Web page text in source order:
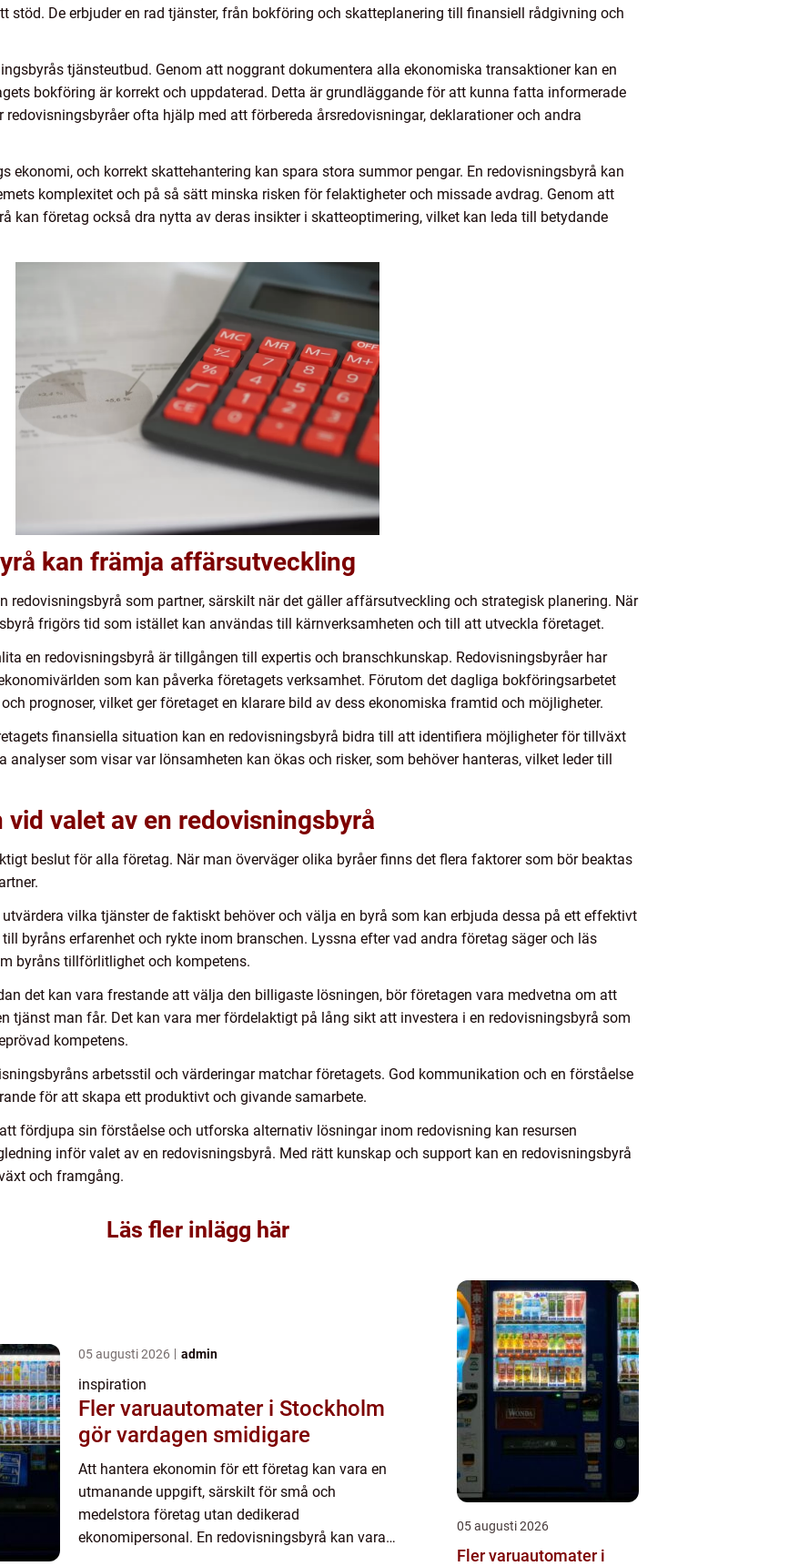
stöd. De erbjuder en rad tjänster, från bokföring och skatteplanering till finansiell rådgivning och
tjänsteutbud. Genom att noggrant dokumentera alla ekonomiska transaktioner kan en
bokföring är korrekt och uppdaterad. Detta är grundläggande för att kunna fatta informerade
ofta hjälp med att förbereda årsredovisningar, deklarationer och andra
ekonomi, och korrekt skattehantering kan spara stora summor pengar. En redovisningsbyrå kan
komplexitet och på så sätt minska risken för felaktigheter och missade avdrag. Genom att
kan företag också dra nytta av deras insikter i skatteoptimering, vilket kan leda till betydande
kan främja affärsutveckling
redovisningsbyrå som partner, särskilt när det gäller affärsutveckling och strategisk planering. När
frigörs tid som istället kan användas till kärnverksamheten och till att utveckla företaget.
en redovisningsbyrå är tillgången till expertis och branschkunskap. Redovisningsbyråer har
som kan påverka företagets verksamhet. Förutom det dagliga bokföringsarbetet
prognoser, vilket ger företaget en klarare bild av dess ekonomiska framtid och möjligheter.
finansiella situation kan en redovisningsbyrå bidra till att identifiera möjligheter för tillväxt
som visar var lönsamheten kan ökas och risker, som behöver hanteras, vilket leder till
valet av en redovisningsbyrå
beslut för alla företag. När man överväger olika byråer finns det flera faktorer som bör beaktas
vilka tjänster de faktiskt behöver och välja en byrå som kan erbjuda dessa på ett effektivt
byråns erfarenhet och rykte inom branschen. Lyssna efter vad andra företag säger och läs
byråns tillförlitlighet och kompetens.
det kan vara frestande att välja den billigaste lösningen, bör företagen vara medvetna om att
tjänst man får. Det kan vara mer fördelaktigt på lång sikt att investera i en redovisningsbyrå som
kompetens.
arbetsstil och värderingar matchar företagets. God kommunikation och en förståelse
för att skapa ett produktivt och givande samarbete.
fördjupa sin förståelse och utforska alternativ lösningar inom redovisning kan resursen
inför valet av en redovisningsbyrå. Med rätt kunskap och support kan en redovisningsbyrå
och framgång.
Läs fler inlägg här
05 augusti 2026 admin
inspiration
Fler varuautomater i Stockholm
gör vardagen smidigare
Att hantera ekonomin för ett företag kan vara en
utmanande uppgift, särskilt för små och
medelstora företag utan dedikerad
ekonomipersonal. En redovisningsbyrå kan vara
05 augusti 2026
Fler varuautomater i